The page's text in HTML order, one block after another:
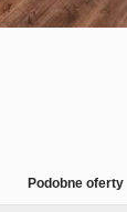
Podobne oferty